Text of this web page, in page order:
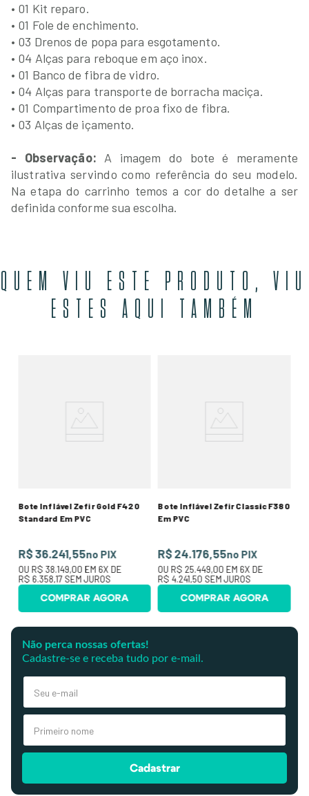
• 01 Kit reparo.
• 01 Fole de enchimento.
• 03 Drenos de popa para esgotamento.
• 04 Alças para reboque em aço inox.
• 01 Banco de fibra de vidro.
• 04 Alças para transporte de borracha maciça.
• 01 Compartimento de proa fixo de fibra.
• 03 Alças de içamento.
- Observação: A imagem do bote é meramente
ilustrativa servindo como referência do seu modelo.
Na etapa do carrinho temos a cor do detalhe a ser
definida conforme sua escolha.
QUEM VIU ESTE PRODUTO, VIU
ESTES AQUI TAMBÉM
Bote Inflável Zefir Gold F420
Standard Em PVC
R$ 36.241,55no PIX
OU R$ 38.149,00 EM 6X DE
R$ 6.358,17SEM JUROS
COMPRAR AGORA
Bote Inflável Zefir Classic F380
Em PVC
R$ 24.176,55no PIX
OU R$ 25.449,00 EM 6X DE
R$ 4.241,50 SEM JUROS
COMPRAR AGORA
Não perca nossas ofertas!
Cadastre-se e receba tudo por e-mail.
Cadastrar